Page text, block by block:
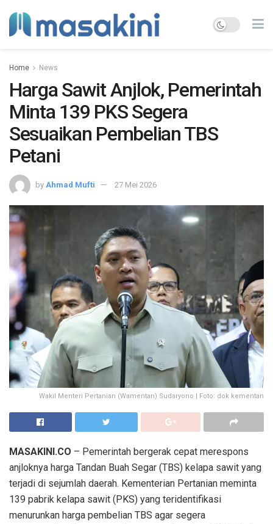
Home News
Harga Sawit Anjlok, Pemerintah
Minta 139 PKS Segera
Sesuaikan Pembelian TBS
Petani
by Ahmad Mufti 27 Mei 2026
Wakil Menteri Pertanian (Wamentan) Sudaryono | Foto: dok kementan
MASAKINI.CO – Pemerintah bergerak cepat merespons
anjloknya harga Tandan Buah Segar (TBS) kelapa sawit yang
terjadi di sejumlah daerah. Kementerian Pertanian meminta
139 pabrik kelapa sawit (PKS) yang teridentifikasi
menurunkan harga pembelian TBS agar segera